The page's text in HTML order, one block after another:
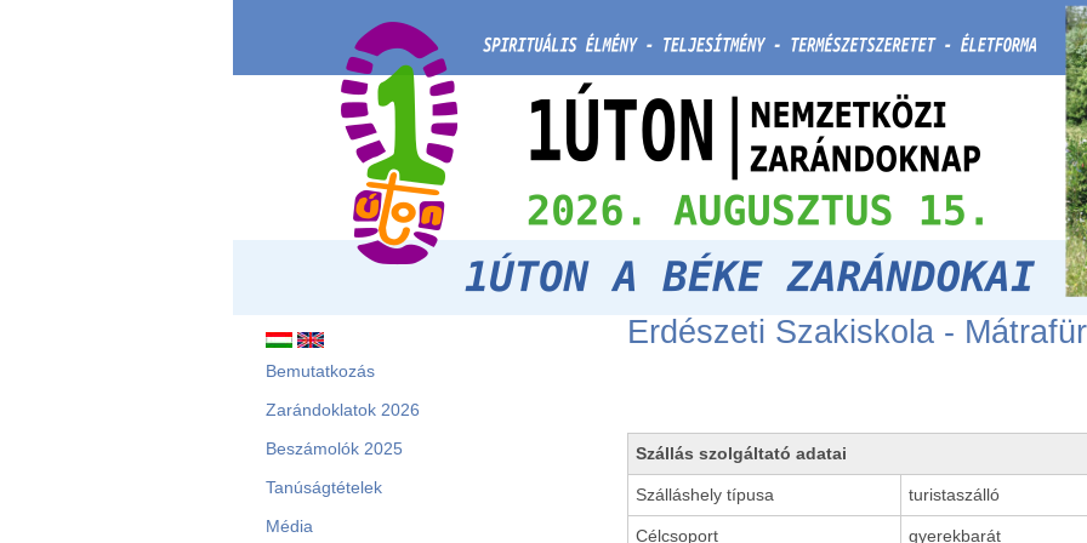
Bemutatkozás
Zarándoklatok 2026
Beszámolók 2025
Tanúságtételek
Média
Erdészeti Szakiskola -
Szállás szolgáltató adatai
Szálláshely típusa turistaszálló
Célcsoport gyerekbarát